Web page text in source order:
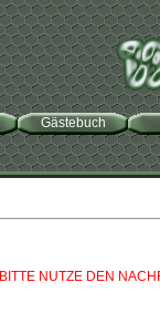
Gästebuch
BITTE NUTZE DEN